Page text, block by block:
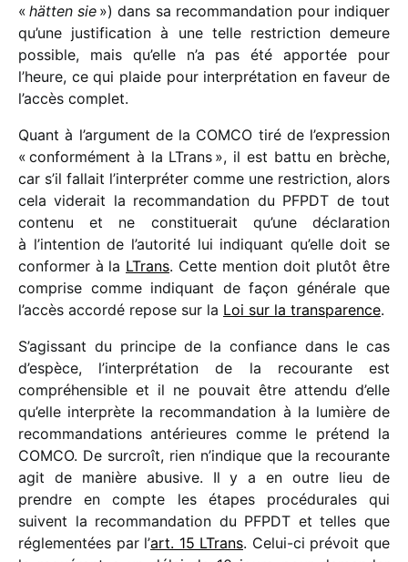
« hätten sie ») dans sa recom­man­da­tion pour indi­quer
qu’une justi­fi­ca­tion à une telle restric­tion demeure
possible, mais qu’elle n’a pas été appor­tée pour
l’heure, ce qui plaide pour inter­pré­ta­tion en faveur de
l’accès complet.
Quant à l’argument de la COMCO tiré de l’expression
« confor­mé­ment à la LTrans », il est battu en brèche,
car s’il fallait l’interpréter comme une restric­tion, alors
cela vide­rait la recom­man­da­tion du PFPDT de tout
contenu et ne consti­tue­rait qu’une décla­ra­tion
à l’intention de l’autorité lui indi­quant qu’elle doit se
confor­mer à la LTrans. Cette mention doit plutôt être
comprise comme indi­quant de façon géné­rale que
l’accès accordé repose sur la Loi sur la trans­pa­rence.
S’agissant du prin­cipe de la confiance dans le cas
d’espèce, l’interprétation de la recou­rante est
compré­hen­sible et il ne pouvait être attendu d’elle
qu’elle inter­prète la recom­man­da­tion à la lumière de
recom­man­da­tions anté­rieures comme le prétend la
COMCO. De surcroît, rien n’indique que la recou­rante
agit de manière abusive. Il y a en outre lieu de
prendre en compte les étapes procé­du­rales qui
suivent la recom­man­da­tion du PFPDT et telles que
régle­men­tées par l’art. 15 LTrans. Celui-ci prévoit que